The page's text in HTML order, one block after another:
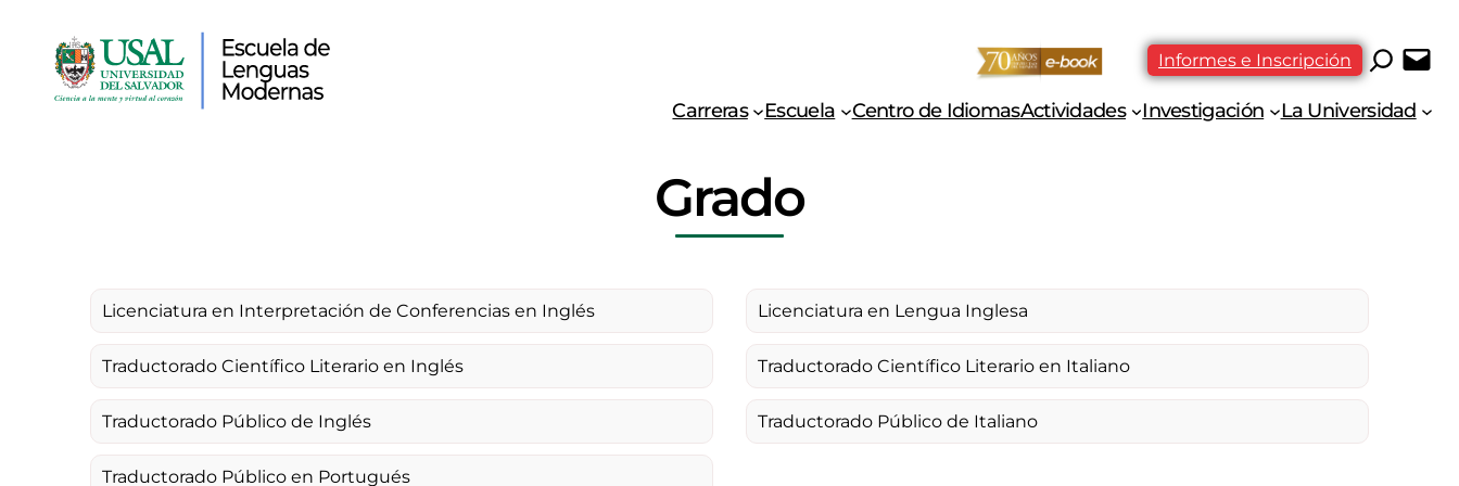
Informes e Inscripción
Carreras Escuela Centro de IdiomasActividades Investigación La Universidad
Grado
Licenciatura en Interpretación de Conferencias en Inglés Licenciatura en Lengua Inglesa
Traductorado Científico Literario en Inglés Traductorado Científico Literario en Italiano
Traductorado Público de Inglés Traductorado Público de Italiano
Traductorado Público en Portugués